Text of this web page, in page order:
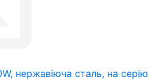
нержавіюча сталь, на серію